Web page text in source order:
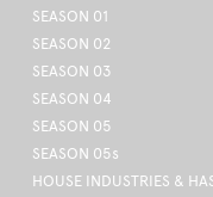
SEASON 01
SEASON 02
SEASON 03
SEASON 04
SEASON 05
SEASON 05s
HOUSE INDUSTRIES &